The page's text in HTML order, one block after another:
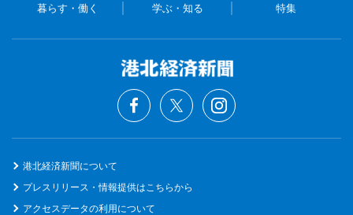
暮らす・働く 学ぶ・知る 特集
港北経済新聞について
プレスリリース・情報提供はこちらから
アクセスデータの利用について